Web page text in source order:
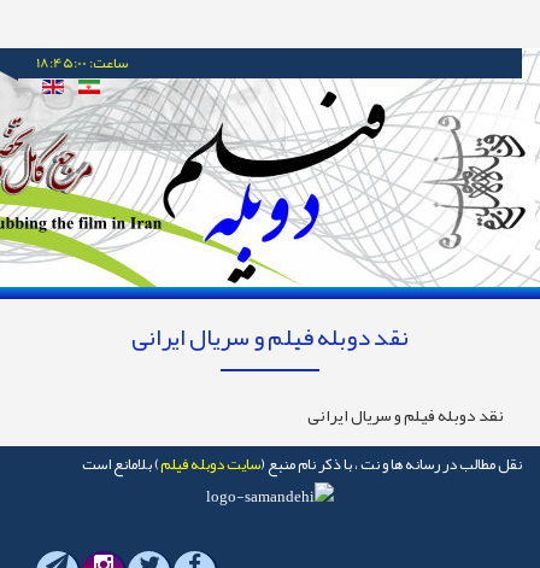
18:45:00
نقد دوبله فیلم و سریال ایرانی
دوبله فیلم و سریال ایرانی
در رسانه ها و نت ، با ذکر نام منبع (سایت دوبله فیلم) بلامانع است